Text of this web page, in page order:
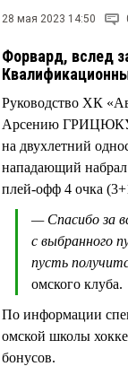
28 мая 2023 14:50
Форвард, вслед
Руководство ХК
Арсению ГРИЦЮКУ
на двухлетний
нападающий набрал
плей‑офф 4 очка
— Спасибо за
с выбранного
пусть
омского клуба.
По информации
омской школы
бонусов.